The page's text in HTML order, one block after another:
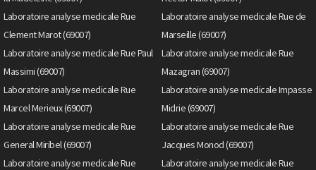
Laboratoire analyse medicale Rue
Clement Marot (69007)
Laboratoire analyse medicale Rue de
Marseille (69007)
Laboratoire analyse medicale Rue Paul
Massimi (69007)
Laboratoire analyse medicale Rue
Mazagran (69007)
Laboratoire analyse medicale Rue
Marcel Merieux (69007)
Laboratoire analyse medicale Impasse
Midrie (69007)
Laboratoire analyse medicale Rue
General Miribel (69007)
Laboratoire analyse medicale Rue
Jacques Monod (69007)
Laboratoire analyse medicale Rue
Laboratoire analyse medicale Rue